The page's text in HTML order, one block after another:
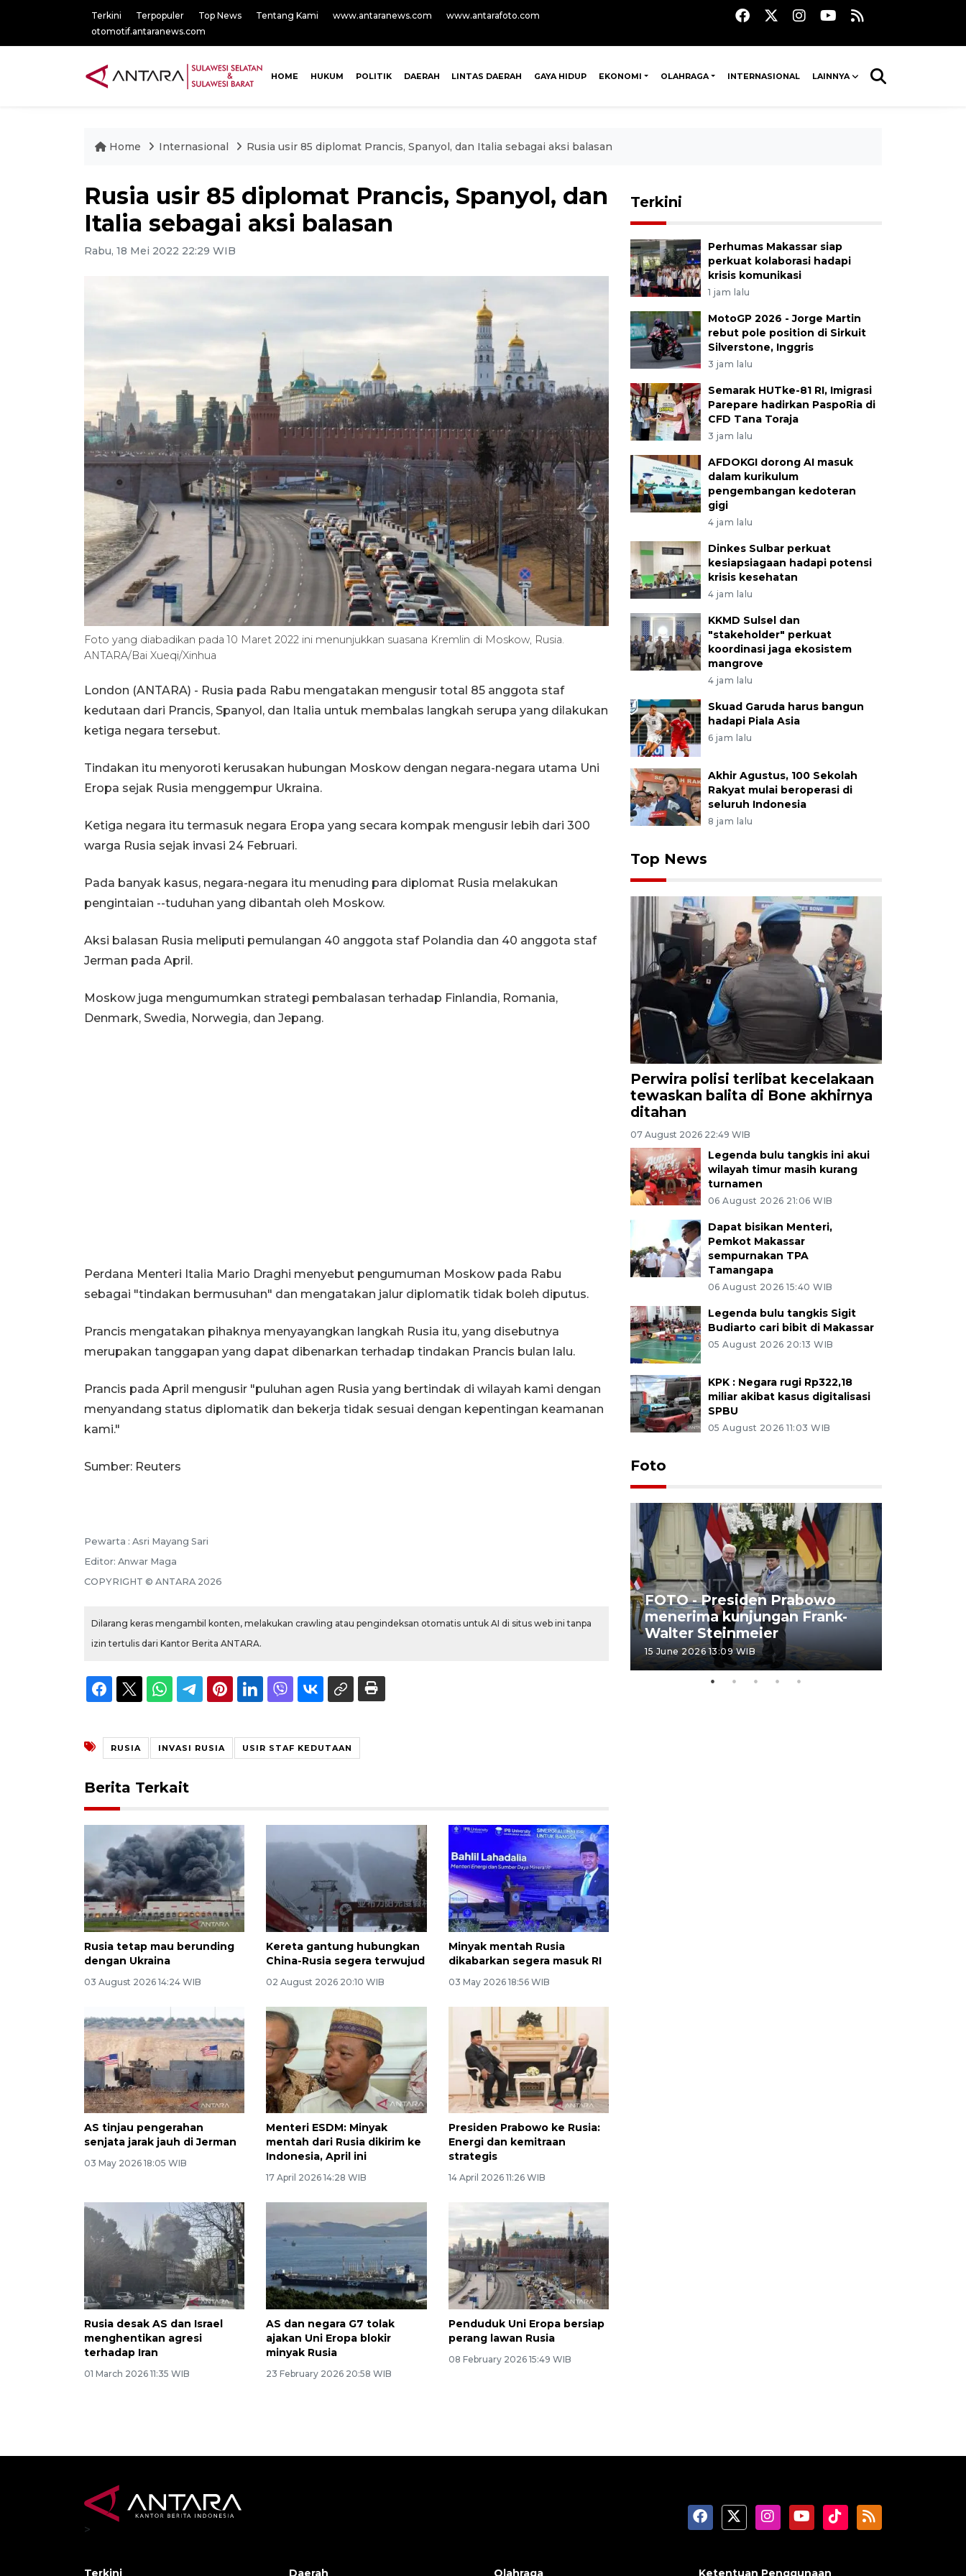
Terkini Terpopuler Top News Tentang Kami www.antaranews.com
www.antarafoto.com
otomotif.antaranews.com
HOME HUKUM POLITIK DAERAH LINTAS DAERAH GAYA HIDUP EKONOMI OLAHRAGA INTERNASIONAL LAINNYA
Home Internasional Rusia usir 85 diplomat Prancis, Spanyol, dan Italia sebagai aksi balasan
Rusia usir 85 diplomat Prancis, Spanyol, dan
Italia sebagai aksi balasan
Rabu, 18 Mei 2022 22:29 WIB
Foto yang diabadikan pada 10 Maret 2022 ini menunjukkan suasana Kremlin di Moskow, Rusia.
ANTARA/Bai Xueqi/Xinhua
London (ANTARA) - Rusia pada Rabu mengatakan mengusir total 85 anggota staf
kedutaan dari Prancis, Spanyol, dan Italia untuk membalas langkah serupa yang dilakukan
ketiga negara tersebut.
Tindakan itu menyoroti kerusakan hubungan Moskow dengan negara-negara utama Uni
Eropa sejak Rusia menggempur Ukraina.
Ketiga negara itu termasuk negara Eropa yang secara kompak mengusir lebih dari 300
warga Rusia sejak invasi 24 Februari.
Pada banyak kasus, negara-negara itu menuding para diplomat Rusia melakukan
pengintaian --tuduhan yang dibantah oleh Moskow.
Aksi balasan Rusia meliputi pemulangan 40 anggota staf Polandia dan 40 anggota staf
Jerman pada April.
Moskow juga mengumumkan strategi pembalasan terhadap Finlandia, Romania,
Denmark, Swedia, Norwegia, dan Jepang.
Perdana Menteri Italia Mario Draghi menyebut pengumuman Moskow pada Rabu
sebagai "tindakan bermusuhan" dan mengatakan jalur diplomatik tidak boleh diputus.
Prancis mengatakan pihaknya menyayangkan langkah Rusia itu, yang disebutnya
merupakan tanggapan yang dapat dibenarkan terhadap tindakan Prancis bulan lalu.
Prancis pada April mengusir "puluhan agen Rusia yang bertindak di wilayah kami dengan
menyandang status diplomatik dan bekerja tidak sesuai dengan kepentingan keamanan
kami."
Sumber: Reuters
Pewarta : Asri Mayang Sari
Editor: Anwar Maga
COPYRIGHT © ANTARA 2026
Dilarang keras mengambil konten, melakukan crawling atau pengindeksan otomatis untuk AI di situs web ini tanpa
izin tertulis dari Kantor Berita ANTARA.
RUSIA INVASI RUSIA USIR STAF KEDUTAAN
Berita Terkait
Rusia tetap mau berunding
dengan Ukraina
03 August 2026 14:24 WIB
Kereta gantung hubungkan
China-Rusia segera terwujud
02 August 2026 20:10 WIB
Minyak mentah Rusia
dikabarkan segera masuk RI
03 May 2026 18:56 WIB
AS tinjau pengerahan
senjata jarak jauh di Jerman
03 May 2026 18:05 WIB
Menteri ESDM: Minyak
mentah dari Rusia dikirim ke
Indonesia, April ini
17 April 2026 14:28 WIB
Presiden Prabowo ke Rusia:
Energi dan kemitraan
strategis
14 April 2026 11:26 WIB
Rusia desak AS dan Israel
menghentikan agresi
terhadap Iran
01 March 2026 11:35 WIB
AS dan negara G7 tolak
ajakan Uni Eropa blokir
minyak Rusia
23 February 2026 20:58 WIB
Penduduk Uni Eropa bersiap
perang lawan Rusia
08 February 2026 15:49 WIB
Terkini
Perhumas Makassar siap
perkuat kolaborasi hadapi
krisis komunikasi
1 jam lalu
MotoGP 2026 - Jorge Martin
rebut pole position di Sirkuit
Silverstone, Inggris
3 jam lalu
Semarak HUTke-81 RI, Imigrasi
Parepare hadirkan PaspoRia di
CFD Tana Toraja
3 jam lalu
AFDOKGI dorong AI masuk
dalam kurikulum
pengembangan kedoteran
gigi
4 jam lalu
Dinkes Sulbar perkuat
kesiapsiagaan hadapi potensi
krisis kesehatan
4 jam lalu
KKMD Sulsel dan
"stakeholder" perkuat
koordinasi jaga ekosistem
mangrove
4 jam lalu
Skuad Garuda harus bangun
hadapi Piala Asia
6 jam lalu
Akhir Agustus, 100 Sekolah
Rakyat mulai beroperasi di
seluruh Indonesia
8 jam lalu
Top News
Perwira polisi terlibat kecelakaan
tewaskan balita di Bone akhirnya
ditahan
07 August 2026 22:49 WIB
Legenda bulu tangkis ini akui
wilayah timur masih kurang
turnamen
06 August 2026 21:06 WIB
Dapat bisikan Menteri,
Pemkot Makassar
sempurnakan TPA
Tamangapa
06 August 2026 15:40 WIB
Legenda bulu tangkis Sigit
Budiarto cari bibit di Makassar
05 August 2026 20:13 WIB
KPK : Negara rugi Rp322,18
miliar akibat kasus digitalisasi
SPBU
05 August 2026 11:03 WIB
Foto
HUT ke-80 Raja Keraton
FOTO - Presiden Prabowo
menerima kunjungan Frank-
Walter Steinmeier
15 June 2026 13:09 WIB
>
Terkini Daerah Olahraga Ketentuan Penggunaan